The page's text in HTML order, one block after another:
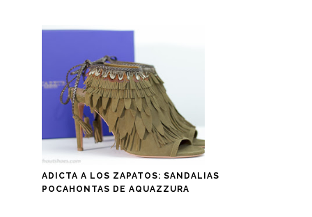
ADICTA A LOS ZAPATOS: SANDALIAS
POCAHONTAS DE AQUAZZURA